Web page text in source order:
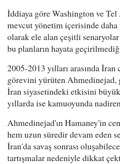
İddiaya göre Washington ve
mevcut yönetim içerisinde
olarak ele alan çeşitli
bu planların hayata
2005-2013 yılları arasında İran
görevini yürüten Ahmedinejad,
İran siyasetindeki etkisini
yıllarda ise kamuoyunda
Ahmedinejad'ın Hamaney'in
hem uzun süredir devam eden
İran'da savaş sonrası
tartışmalar nedeniyle dikkat